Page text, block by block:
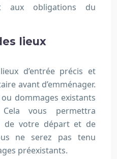
aux obligations du
lieux
d’entrée précis et
avant d’emménager.
dommages existants
Cela vous permettra
de votre départ et de
ne serez pas tenu
préexistants.